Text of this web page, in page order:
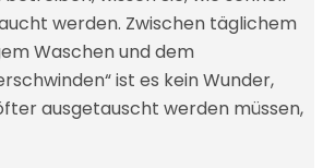
werden. Zwischen täglichem
Waschen und dem
ist es kein Wunder,
ausgetauscht werden müssen,